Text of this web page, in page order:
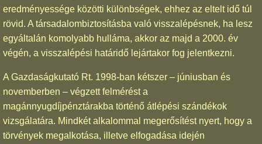
eredményessége közötti különbségek, ehhez az eltelt idő túl
rövid. A társadalombiztosításba való visszalépésnek, ha lesz
egyáltalán komolyabb hulláma, akkor az majd a 2000. év
végén, a visszalépési határidő lejártakor fog jelentkezni.
A Gazdaságkutató Rt. 1998-ban kétszer – júniusban és
novemberben – végzett felmérést a
magánnyugdíjpénztárakba történő átlépési szándékok
vizsgálatára. Mindkét alkalommal megerősítést nyert, hogy a
törvények megalkotása, illetve elfogadása idején